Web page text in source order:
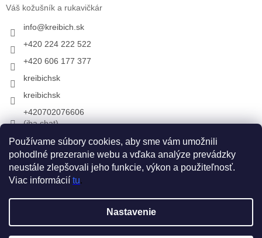
Používame súbory cookies, aby sme vám umožnili
pohodlné prezeranie webu a vďaka analýze prevádzky
neustále zlepšovali jeho funkcie, výkon a použiteľnosť.
Viac informácií tu.
Nastavenie
Váš kožušník a rukavičkár
info@kreibich.sk
+420 224 222 522
+420 606 177 377
kreibichsk
kreibichsk
+420702076606
(iba chat)
Prijímame online platby